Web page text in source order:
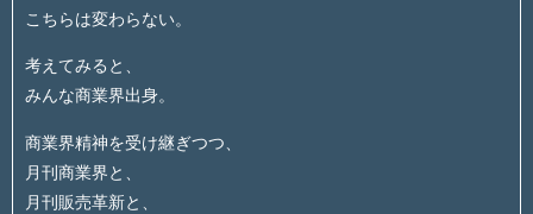
こちらは変わらない。
考えてみると、
みんな商業界出身。
商業界精神を受け継ぎつつ、
月刊商業界と、
月刊販売革新と、